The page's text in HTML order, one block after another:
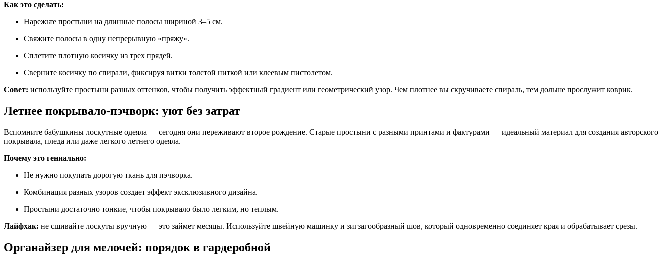
Как это сделать:
Нарежьте простыни на длинные полосы шириной 3–5 см.
Свяжите полосы в одну непрерывную «пряжу».
Сплетите плотную косичку из трех прядей.
Сверните косичку по спирали, фиксируя витки толстой ниткой или клеевым пистолетом.
Совет: используйте простыни разных оттенков, чтобы получить эффектный градиент или геометрический узор. Чем плотнее вы скручиваете спираль, тем дольше прослужит коврик.
Летнее покрывало-пэчворк: уют без затрат
Вспомните бабушкины лоскутные одеяла — сегодня они переживают второе рождение. Старые простыни с разными принтами и фактурами — идеальный материал для создания авторского
покрывала, пледа или даже легкого летнего одеяла.
Почему это гениально:
Не нужно покупать дорогую ткань для пэчворка.
Комбинация разных узоров создает эффект эксклюзивного дизайна.
Простыни достаточно тонкие, чтобы покрывало было легким, но теплым.
Лайфхак: не сшивайте лоскуты вручную — это займет месяцы. Используйте швейную машинку и зигзагообразный шов, который одновременно соединяет края и обрабатывает срезы.
Органайзер для мелочей: порядок в гардеробной